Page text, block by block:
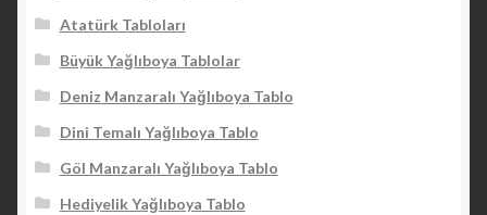
Atatürk Tabloları
Büyük Yağlıboya Tablolar
Deniz Manzaralı Yağlıboya Tablo
Dini Temalı Yağlıboya Tablo
Göl Manzaralı Yağlıboya Tablo
Hediyelik Yağlıboya Tablo